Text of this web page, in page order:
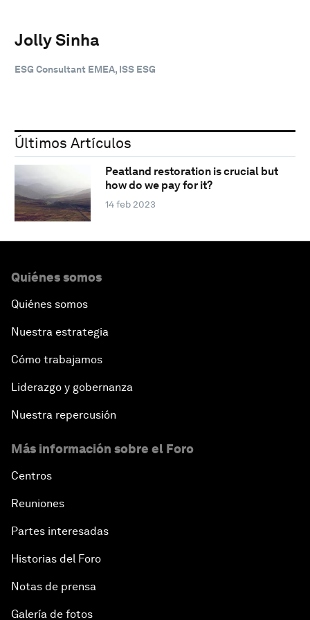
Jolly Sinha
ESG Consultant EMEA, ISS ESG
Últimos Artículos
Peatland restoration is crucial but
how do we pay for it?
14 feb 2023
Quiénes somos
Quiénes somos
Nuestra estrategia
Cómo trabajamos
Liderazgo y gobernanza
Nuestra repercusión
Más información sobre el Foro
Centros
Reuniones
Partes interesadas
Historias del Foro
Notas de prensa
Galería de fotos